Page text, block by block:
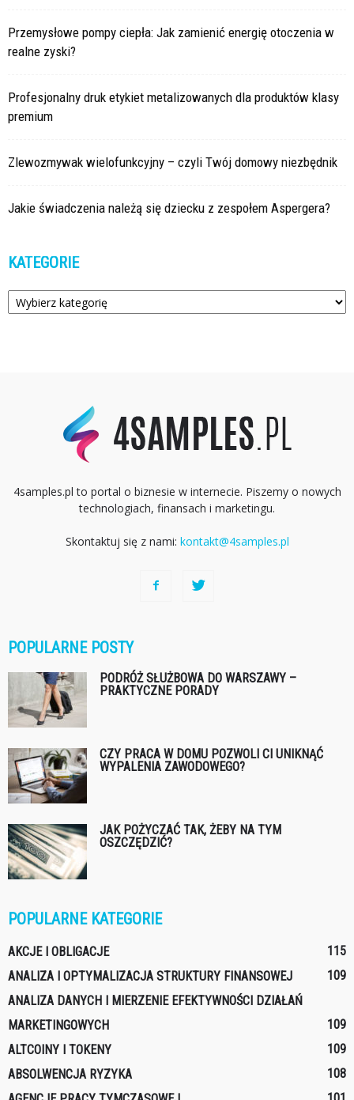
Przemysłowe pompy ciepła: Jak zamienić energię otoczenia w
realne zyski?
Profesjonalny druk etykiet metalizowanych dla produktów klasy
premium
Zlewozmywak wielofunkcyjny – czyli Twój domowy niezbędnik
Jakie świadczenia należą się dziecku z zespołem Aspergera?
KATEGORIE
Kategorie
4samples.pl to portal o biznesie w internecie. Piszemy o nowych
technologiach, finansach i marketingu.
Skontaktuj się z nami: kontakt@4samples.pl
POPULARNE POSTY
PODRÓŻ SŁUŻBOWA DO WARSZAWY –
PRAKTYCZNE PORADY
CZY PRACA W DOMU POZWOLI CI UNIKNĄĆ
WYPALENIA ZAWODOWEGO?
JAK POŻYCZAĆ TAK, ŻEBY NA TYM
OSZCZĘDZIĆ?
POPULARNE KATEGORIE
AKCJE I OBLIGACJE
115
ANALIZA I OPTYMALIZACJA STRUKTURY FINANSOWEJ
109
ANALIZA DANYCH I MIERZENIE EFEKTYWNOŚCI DZIAŁAŃ
MARKETINGOWYCH
109
ALTCOINY I TOKENY
109
ABSOLWENCJA RYZYKA
108